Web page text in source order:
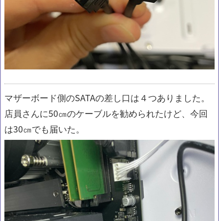
マザーボード側のSATAの差し口は４つありました。
店員さんに50㎝のケーブルを勧められたけど、今回
は30㎝でも届いた。